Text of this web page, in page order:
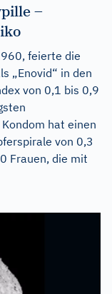
–
feierte die
„Enovid“ in den
von 0,1 bis 0,9
hat einen
von 0,3
Frauen, die mit